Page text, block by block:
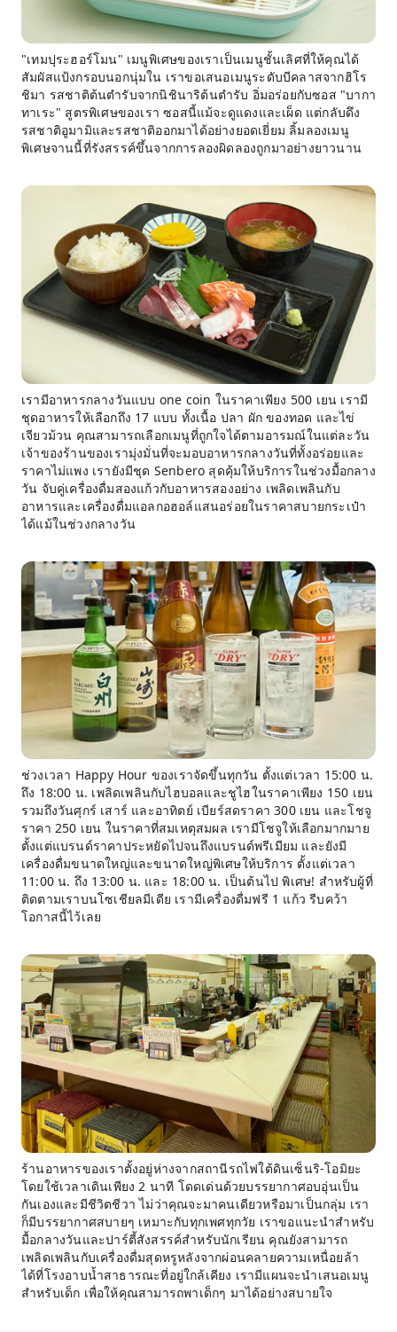
"เทมปุระฮอร์โมน" เมนูพิเศษของเราเป็นเมนูชั้นเลิศที่ให้คุณได้
สัมผัสแป้งกรอบนอกนุ่มใน เราขอเสนอเมนูระดับบีคลาสจากฮิโร
ชิมา รสชาติต้นตำรับจากนิชินาริต้นตำรับ อิ่มอร่อยกับซอส "บากา
ทาเระ" สูตรพิเศษของเรา ซอสนี้แม้จะดูแดงและเผ็ด แต่กลับดึง
รสชาติอูมามิและรสชาติออกมาได้อย่างยอดเยี่ยม ลิ้มลองเมนู
พิเศษจานนี้ที่รังสรรค์ขึ้นจากการลองผิดลองถูกมาอย่างยาวนาน
เรามีอาหารกลางวันแบบ one coin ในราคาเพียง 500 เยน เรามี
ชุดอาหารให้เลือกถึง 17 แบบ ทั้งเนื้อ ปลา ผัก ของทอด และไข่
เจียวม้วน คุณสามารถเลือกเมนูที่ถูกใจได้ตามอารมณ์ในแต่ละวัน
เจ้าของร้านของเรามุ่งมั่นที่จะมอบอาหารกลางวันที่ทั้งอร่อยและ
ราคาไม่แพง เรายังมีชุด Senbero สุดคุ้มให้บริการในช่วงมื้อกลาง
วัน จับคู่เครื่องดื่มสองแก้วกับอาหารสองอย่าง เพลิดเพลินกับ
อาหารและเครื่องดื่มแอลกอฮอล์แสนอร่อยในราคาสบายกระเป๋า
ได้แม้ในช่วงกลางวัน
ช่วงเวลา Happy Hour ของเราจัดขึ้นทุกวัน ตั้งแต่เวลา 15:00 น.
ถึง 18:00 น. เพลิดเพลินกับไฮบอลและชูไฮในราคาเพียง 150 เยน
รวมถึงวันศุกร์ เสาร์ และอาทิตย์ เบียร์สดราคา 300 เยน และโชจู
ราคา 250 เยน ในราคาที่สมเหตุสมผล เรามีโชจูให้เลือกมากมาย
ตั้งแต่แบรนด์ราคาประหยัดไปจนถึงแบรนด์พรีเมียม และยังมี
เครื่องดื่มขนาดใหญ่และขนาดใหญ่พิเศษให้บริการ ตั้งแต่เวลา
11:00 น. ถึง 13:00 น. และ 18:00 น. เป็นต้นไป พิเศษ! สำหรับผู้ที่
ติดตามเราบนโซเชียลมีเดีย เรามีเครื่องดื่มฟรี 1 แก้ว รีบคว้า
โอกาสนี้ไว้เลย
ร้านอาหารของเราตั้งอยู่ห่างจากสถานีรถไฟใต้ดินเซ็นริ-โอมิยะ
โดยใช้เวลาเดินเพียง 2 นาที โดดเด่นด้วยบรรยากาศอบอุ่นเป็น
กันเองและมีชีวิตชีวา ไม่ว่าคุณจะมาคนเดียวหรือมาเป็นกลุ่ม เรา
ก็มีบรรยากาศสบายๆ เหมาะกับทุกเพศทุกวัย เราขอแนะนำสำหรับ
มื้อกลางวันและปาร์ตี้สังสรรค์สำหรับนักเรียน คุณยังสามารถ
เพลิดเพลินกับเครื่องดื่มสุดหรูหลังจากผ่อนคลายความเหนื่อยล้า
ได้ที่โรงอาบน้ำสาธารณะที่อยู่ใกล้เคียง เรามีแผนจะนำเสนอเมนู
สำหรับเด็ก เพื่อให้คุณสามารถพาเด็กๆ มาได้อย่างสบายใจ